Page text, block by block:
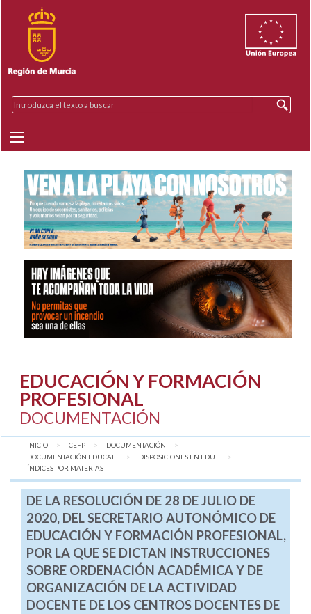
EDUCACIÓN Y FORMACIÓN
PROFESIONAL
DOCUMENTACIÓN
INICIO CEFP
DOCUMENTACIÓN
DOCUMENTACIÓN EDUCAT...
DISPOSICIONES EN EDU...
AQUÍ:
ÍNDICES POR MATERIAS
DE LA RESOLUCIÓN DE 28 DE JULIO DE
2020, DEL SECRETARIO AUTONÓMICO DE
EDUCACIÓN Y FORMACIÓN PROFESIONAL,
POR LA QUE SE DICTAN INSTRUCCIONES
SOBRE ORDENACIÓN ACADÉMICA Y DE
ORGANIZACIÓN DE LA ACTIVIDAD
DOCENTE DE LOS CENTROS DOCENTES DE